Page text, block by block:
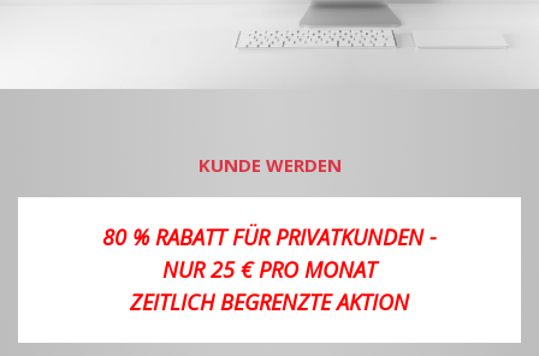
KUNDE WERDEN
80 % RABATT FÜR PRIVATKUNDEN -
NUR 25 € PRO MONAT
ZEITLICH BEGRENZTE AKTION